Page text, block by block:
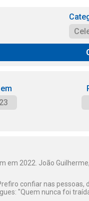
em 2022. João
confiar nas pessoas,
"Quem nunca foi